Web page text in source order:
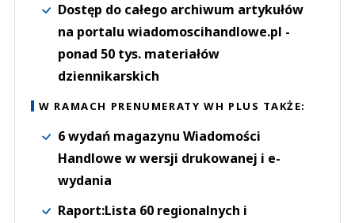
Dostęp do całego archiwum artykułów
na portalu wiadomoscihandlowe.pl -
ponad 50 tys. materiałów
dziennikarskich
W RAMACH PRENUMERATY WH PLUS TAKŻE:
6 wydań magazynu Wiadomości
Handlowe w wersji drukowanej i e-
wydania
Raport:Lista 60 regionalnych i